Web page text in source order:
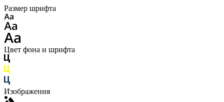
Размер шрифта
Цвет фона и шрифта
Изображения